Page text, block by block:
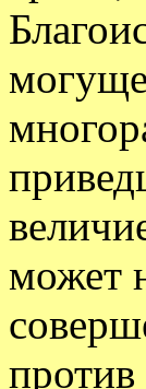
может
против